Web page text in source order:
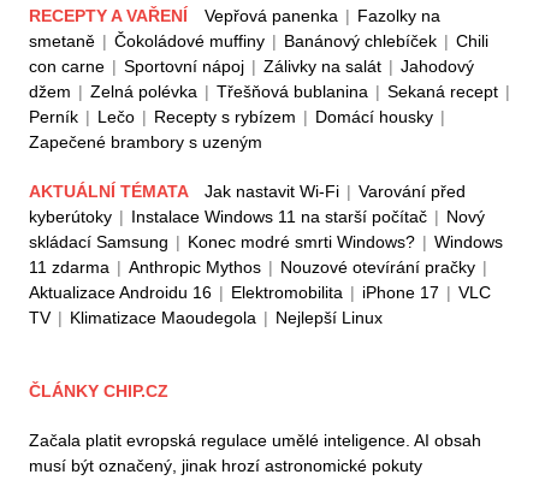
RECEPTY A VAŘENÍ Vepřová panenka | Fazolky na
smetaně | Čokoládové muffiny | Banánový chlebíček | Chili
con carne | Sportovní nápoj | Zálivky na salát | Jahodový
džem | Zelná polévka | Třešňová bublanina | Sekaná recept |
Perník | Lečo | Recepty s rybízem | Domácí housky |
Zapečené brambory s uzeným
AKTUÁLNÍ TÉMATA Jak nastavit Wi-Fi | Varování před
kyberútoky | Instalace Windows 11 na starší počítač | Nový
skládací Samsung | Konec modré smrti Windows? | Windows
11 zdarma | Anthropic Mythos | Nouzové otevírání pračky |
Aktualizace Androidu 16 | Elektromobilita | iPhone 17 | VLC
TV | Klimatizace Maoudegola | Nejlepší Linux
ČLÁNKY CHIP.CZ
Začala platit evropská regulace umělé inteligence. AI obsah
musí být označený, jinak hrozí astronomické pokuty